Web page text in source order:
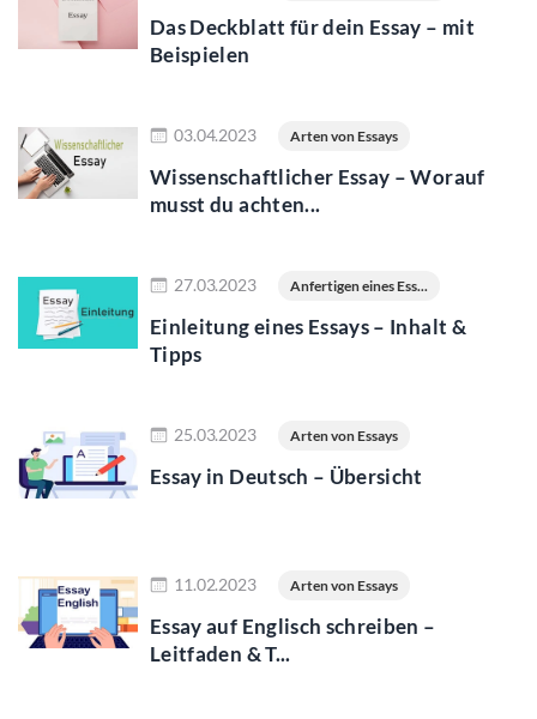
Das Deckblatt für dein Essay – mit
Beispielen
03.04.2023 Arten von Essays
Wissenschaftlicher Essay – Worauf
musst du achten...
27.03.2023 Anfertigen eines Ess...
Einleitung eines Essays – Inhalt &
Tipps
25.03.2023 Arten von Essays
Essay in Deutsch – Übersicht
11.02.2023 Arten von Essays
Essay auf Englisch schreiben –
Leitfaden & T...